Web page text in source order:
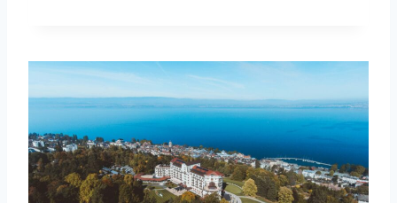
S
E
G
O
L
F
B